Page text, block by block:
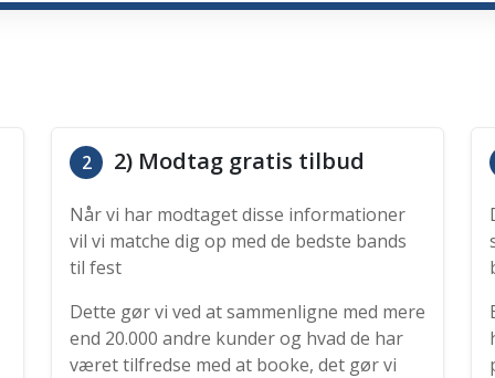
2 2) Modtag gratis tilbud
Når vi har modtaget disse informationer
vil vi matche dig op med de bedste bands
til fest
Dette gør vi ved at sammenligne med mere
end 20.000 andre kunder og hvad de har
været tilfredse med at booke, det gør vi